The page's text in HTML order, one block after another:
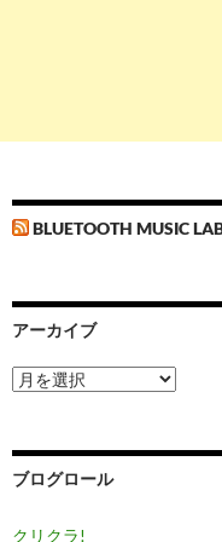
BLUETOOTH MUSIC
アーカイブ
ア
ー
ブ
ブログロール
クリクラ!